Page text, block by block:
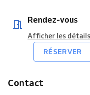
Rendez-vous
Afficher les détails
RÉSERVER
Contact